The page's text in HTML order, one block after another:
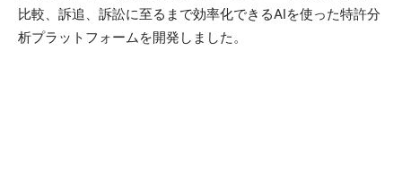
比較、訴追、訴訟に至るまで効率化できるAIを使った特許分
析プラットフォームを開発しました。